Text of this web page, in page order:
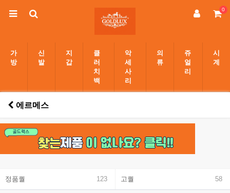
0
가
방
신
발
지
갑
클
러
치
백
악
세
사
리
의
류
쥬
얼
리
시
계
에르메스
정품퀄 123 고퀄 58